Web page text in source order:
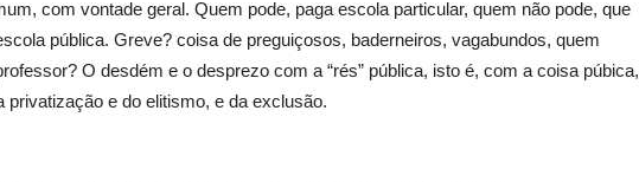
com vontade geral. Quem pode, paga escola particular, quem não pode, que
pública. Greve? coisa de preguiçosos, baderneiros, vagabundos, quem
O desdém e o desprezo com a “rés” pública, isto é, com a coisa púbica,
privatização e do elitismo, e da exclusão.